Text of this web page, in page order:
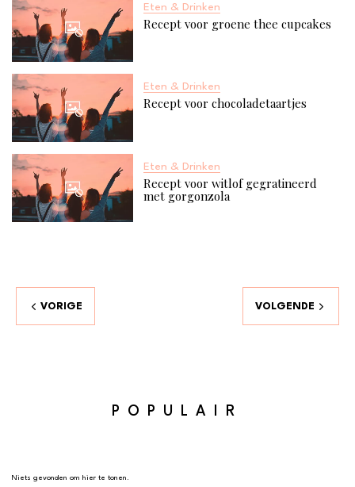
Eten & Drinken
Recept voor groene thee cupcakes
Eten & Drinken
Recept voor chocoladetaartjes
Eten & Drinken
Recept voor witlof gegratineerd
met gorgonzola
VORIGE VOLGENDE
POPULAIR
Niets gevonden om hier te tonen.